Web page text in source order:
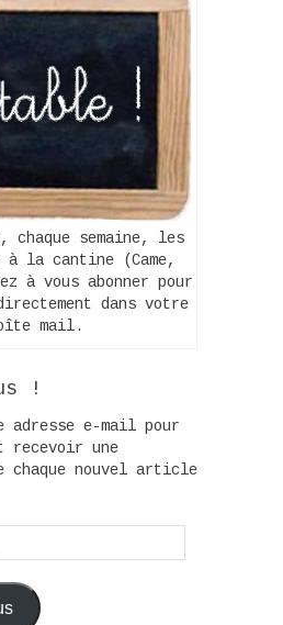
chaque semaine, les
à la cantine (Came,
à vous abonner pour
dans votre
mail.
!
adresse e-mail pour
recevoir une
nouvel article